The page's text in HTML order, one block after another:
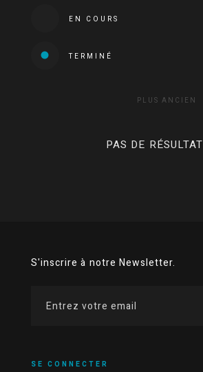
EN COURS
TERMINÉ
PLUS ANCIEN
PAS DE RÉSULTAT
S'inscrire à notre Newsletter.
SE CONNECTER